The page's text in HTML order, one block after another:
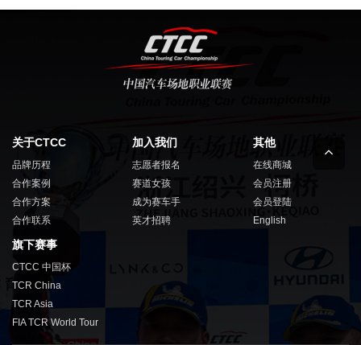
关于CTCC
品牌历程
合作案例
合作方案
合作联系
加入我们
志愿者报名
赛道女孩
成为赛车手
英才招聘
其他
在线商城
会员注册
会员登陆
English
旗下赛事
CTCC 中国杯
TCR China
TCR Asia
FIA TCR World Tour